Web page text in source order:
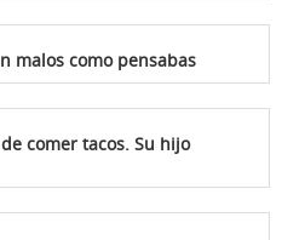
malos como pensabas
comer tacos. Su hijo